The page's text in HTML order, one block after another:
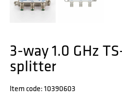
3-way 1.0 GHz
splitter
Item code: 10390603